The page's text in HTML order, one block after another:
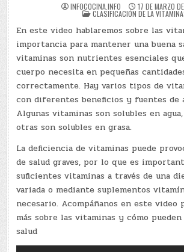
INFOCOCINA.INFO 17 DE MARZO
POSTED
IN
CLASIFICACIÓN DE LA
En este video hablaremos sobre las
importancia para mantener una buena
vitaminas son nutrientes esenciales
cuerpo necesita en pequeñas
correctamente. Hay varios tipos de
con diferentes beneficios y fuentes de
Algunas vitaminas son solubles en
otras son solubles en grasa.
La deficiencia de vitaminas puede
de salud graves, por lo que es
suficientes vitaminas a través de una
variada o mediante suplementos
necesario. Acompáñanos en este video
más sobre las vitaminas y cómo
salud